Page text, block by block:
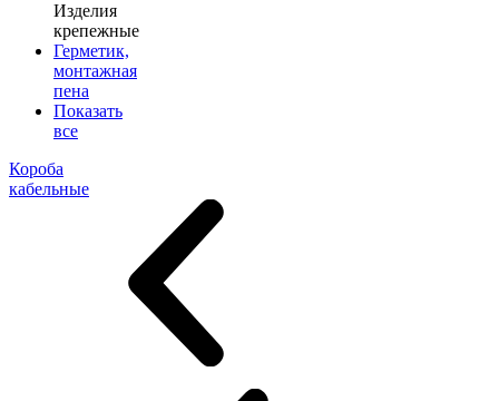
Изделия
крепежные
Герметик,
монтажная
пена
Показать
все
Короба
кабельные